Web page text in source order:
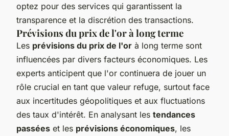
optez pour des services qui garantissent la
transparence et la discrétion des transactions.
Prévisions du prix de l'or à long terme
Les prévisions du prix de l'or à long terme sont
influencées par divers facteurs économiques. Les
experts anticipent que l'or continuera de jouer un
rôle crucial en tant que valeur refuge, surtout face
aux incertitudes géopolitiques et aux fluctuations
des taux d'intérêt. En analysant les tendances
passées et les prévisions économiques, les